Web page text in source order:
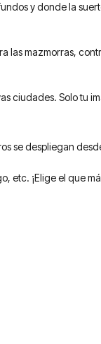
y donde la
las mazmorras,
ciudades. Solo tu
se despliegan
¡Elige el que